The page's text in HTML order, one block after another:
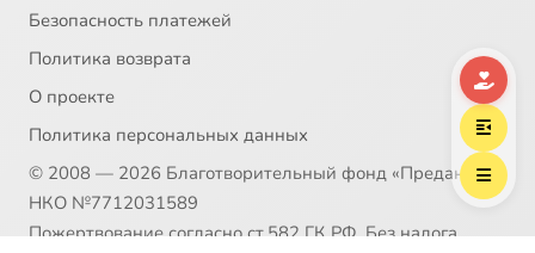
Безопасность платежей
Политика возврата
О проекте
Политика персональных данных
© 2008 — 2026 Благотворительный фонд «Предание»
НКО №7712031589
Пожертвование согласно ст.582 ГК РФ. Без налога